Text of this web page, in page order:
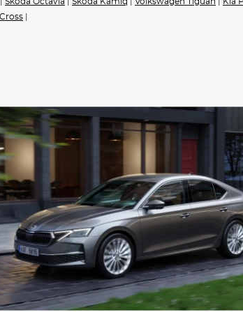
sedadla vpředu
vzadu a otvor na dlouhé předměty
zrcátka (až 15 W)
kokpit 10"
rozptýlení a detekce únavy se sledováním řidiče
průjezdu křižovatkou
rozjezdu do kopce
stabilizační systém (ESC)
diferenciálu (XDS) dynamická pomoc pro zlepšení
a 2× Top Tether vzadu, i-Size a Top Tether na sedadle
a spolujezdce s možností deaktivace na straně
airbag řidiče
v zavazadlovém prostoru
mrtvého úhlu (Side Assist)
a dešťový senzor
denní svícení s funkcí Coming Home a Leaving Home
kamera vzadu
režimu
dětská pojistka